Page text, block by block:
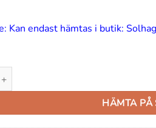
Kan endast hämtas i butik:
Rund mängd
HÄMTA PÅ